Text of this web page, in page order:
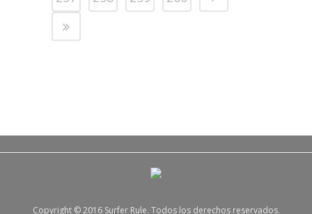
Copyright © 2016 Surfer Rule. Todos los derechos reservados.